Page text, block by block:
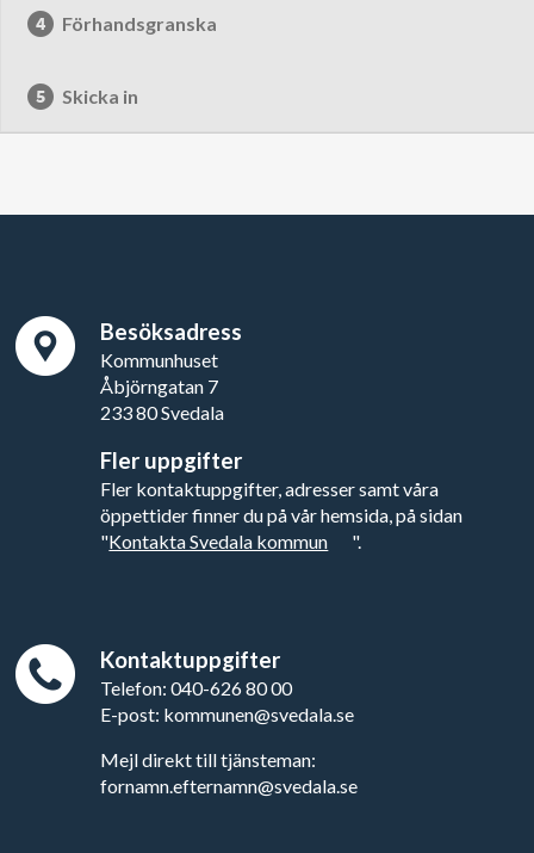
Förhandsgranska
Skicka in
Besöksadress
Kommunhuset
Åbjörngatan 7
233 80 Svedala
Fler uppgifter
Fler kontaktuppgifter, adresser samt våra
öppettider finner du på vår hemsida, på sidan
"Kontakta Svedala kommun ".
Kontaktuppgifter
Telefon: 040-626 80 00
E-post: kommunen@svedala.se
Mejl direkt till tjänsteman:
fornamn.efternamn@svedala.se